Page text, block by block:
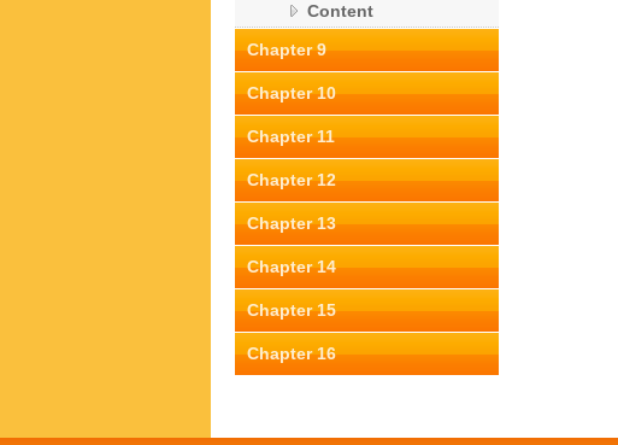
Content
Chapter 9
Chapter 10
Chapter 11
Chapter 12
Chapter 13
Chapter 14
Chapter 15
Chapter 16